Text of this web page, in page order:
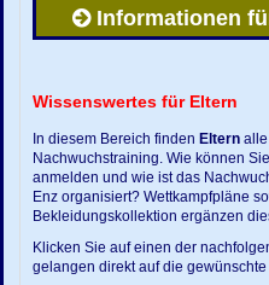
Informationen
Wissenswertes für Eltern
In diesem Bereich finden Eltern
Nachwuchstraining. Wie können
anmelden und wie ist das
Enz organisiert? Wettkampfpläne
Bekleidungskollektion ergänzen
Klicken Sie auf einen der
gelangen direkt auf die gewünschte